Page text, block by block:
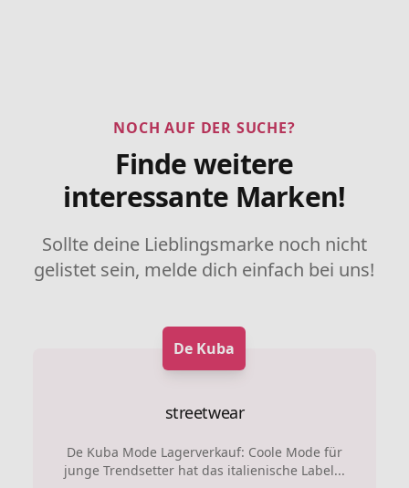
NOCH AUF DER SUCHE?
Finde weitere
interessante Marken!
Sollte deine Lieblingsmarke noch nicht
gelistet sein, melde dich einfach bei uns!
De Kuba
streetwear
De Kuba Mode Lagerverkauf: Coole Mode für
junge Trendsetter hat das italienische Label...